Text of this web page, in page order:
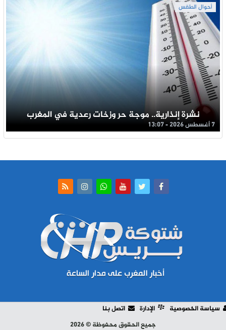
أحوال الطقس
نشرة إنذارية.. موجة حر وزخات رعدية في المغرب
7 أغسطس 2026 - 13:07
سياسة الخصوصية الإدارة
اتصل بنا
جميع الحقوق محفوظة © 2026